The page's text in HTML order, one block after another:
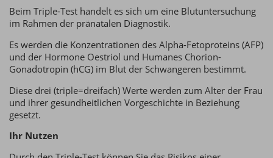
Beim Triple-Test handelt es sich um eine Blutuntersuchung
im Rahmen der pränatalen Diagnostik.
Es werden die Konzentrationen des Alpha-Fetoproteins (AFP)
und der Hormone Oestriol und Humanes Chorion-
Gonadotropin (hCG) im Blut der Schwangeren bestimmt.
Diese drei (triple=dreifach) Werte werden zum Alter der Frau
und ihrer gesundheitlichen Vorgeschichte in Beziehung
gesetzt.
Ihr Nutzen